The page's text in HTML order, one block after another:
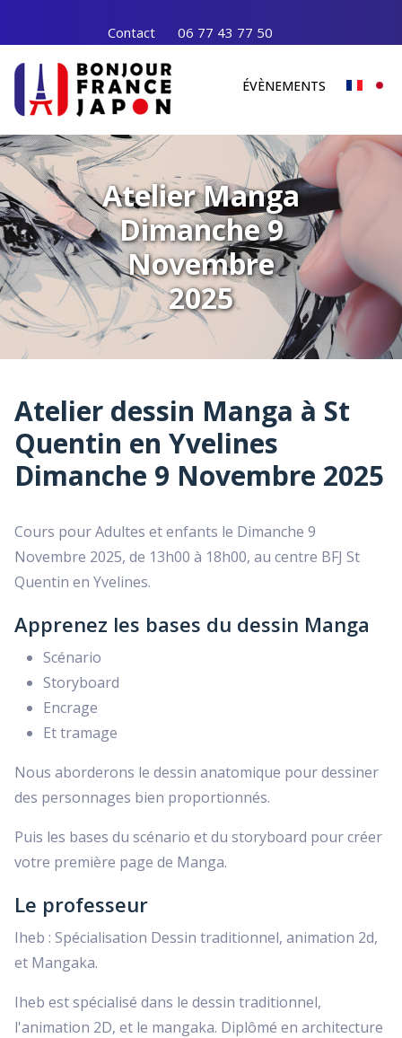
Contact 06 77 43 77 50
ÉVÈNEMENTS
Atelier Manga
Dimanche 9
Novembre
2025
Atelier dessin Manga à St
Quentin en Yvelines
Dimanche 9 Novembre 2025
Cours pour Adultes et enfants le Dimanche 9
Novembre 2025, de 13h00 à 18h00, au centre BFJ St
Quentin en Yvelines.
Apprenez les bases du dessin Manga
Scénario
Storyboard
Encrage
Et tramage
Nous aborderons le dessin anatomique pour dessiner
des personnages bien proportionnés.
Puis les bases du scénario et du storyboard pour créer
votre première page de Manga.
Le professeur
Iheb : Spécialisation Dessin traditionnel, animation 2d,
et Mangaka.
Iheb est spécialisé dans le dessin traditionnel,
l'animation 2D, et le mangaka. Diplômé en architecture